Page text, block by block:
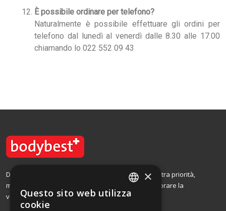
È possibile ordinare per telefono?
Naturalmente è possibile effettuare gli ordini per
telefono dal lunedì al venerdì dalle 8.30 alle 17.00
chiamando lo 022 552 09 43
Dal 2002, la soddisfazione dei nostri clienti è la nostra priorità,
motivo per cui offriamo prodotti di qualità per migliorare la
vostra vita.
FRENCH
×
Questo sito web utilizza
cookie